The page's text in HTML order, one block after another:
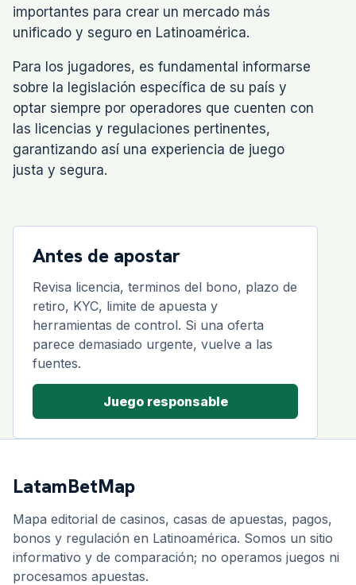
importantes para crear un mercado más
unificado y seguro en Latinoamérica.
Para los jugadores, es fundamental informarse
sobre la legislación específica de su país y
optar siempre por operadores que cuenten con
las licencias y regulaciones pertinentes,
garantizando así una experiencia de juego
justa y segura.
Antes de apostar
Revisa licencia, terminos del bono, plazo de
retiro, KYC, limite de apuesta y
herramientas de control. Si una oferta
parece demasiado urgente, vuelve a las
fuentes.
Juego responsable
LatamBetMap
Mapa editorial de casinos, casas de apuestas, pagos,
bonos y regulación en Latinoamérica. Somos un sitio
informativo y de comparación; no operamos juegos ni
procesamos apuestas.